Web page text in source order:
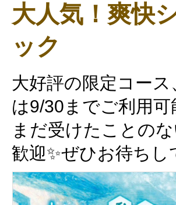
大人気！爽快
ック
大好評の限定コー
は9/30までご利用
まだ受けたことの
歓迎✨ぜひお待ち